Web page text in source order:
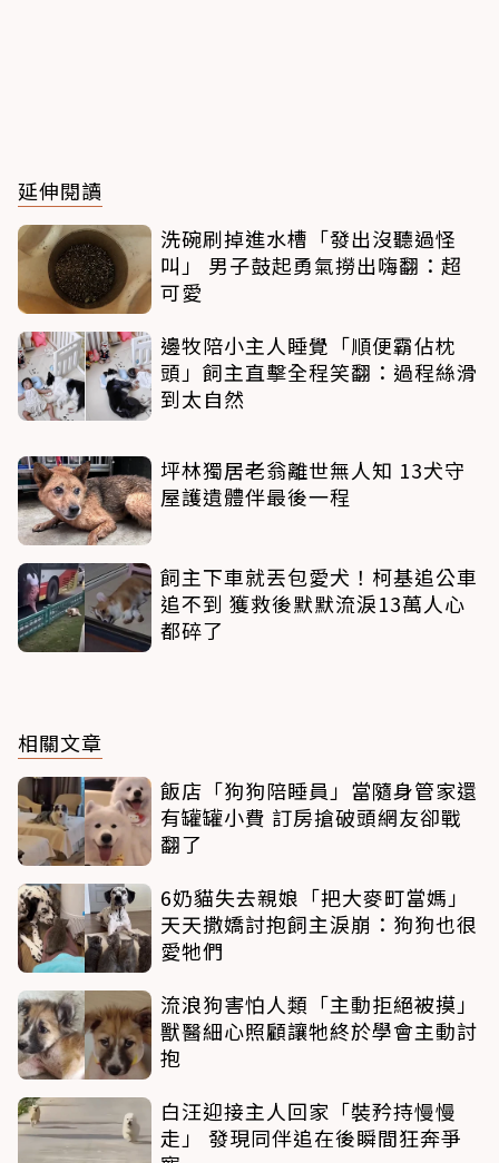
延伸閱讀
洗碗刷掉進水槽「發出沒聽過怪
叫」 男子鼓起勇氣撈出嗨翻：超
可愛
邊牧陪小主人睡覺「順便霸佔枕
頭」飼主直擊全程笑翻：過程絲滑
到太自然
坪林獨居老翁離世無人知 13犬守
屋護遺體伴最後一程
飼主下車就丟包愛犬！柯基追公車
追不到 獲救後默默流淚13萬人心
都碎了
相關文章
飯店「狗狗陪睡員」當隨身管家還
有罐罐小費 訂房搶破頭網友卻戰
翻了
6奶貓失去親娘「把大麥町當媽」
天天撒嬌討抱飼主淚崩：狗狗也很
愛牠們
流浪狗害怕人類「主動拒絕被摸」
獸醫細心照顧讓牠終於學會主動討
抱
白汪迎接主人回家「裝矜持慢慢
走」 發現同伴追在後瞬間狂奔爭